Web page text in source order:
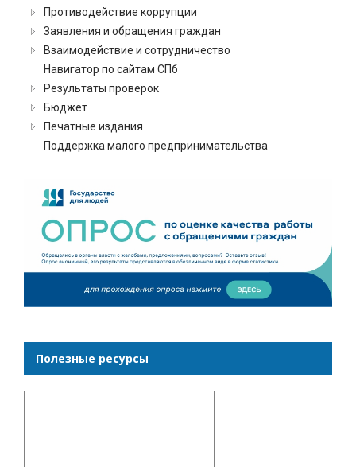
Противодействие коррупции
Заявления и обращения граждан
Взаимодействие и сотрудничество
Навигатор по сайтам СПб
Результаты проверок
Бюджет
Печатные издания
Поддержка малого предпринимательства
Полезные ресурсы